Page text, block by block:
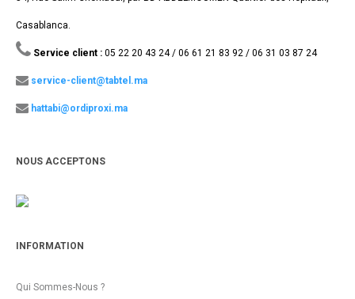
Casablanca.
Service client : 05 22 20 43 24 / 06 61 21 83 92 / 06 31 03 87 24
service-client@tabtel.ma
hattabi@ordiproxi.ma
NOUS ACCEPTONS
INFORMATION
Qui Sommes-Nous ?